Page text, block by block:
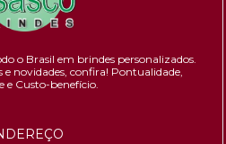
o Brasil em brindes personalizados.
novidades, confira! Pontualidade,
e Custo-benefício.